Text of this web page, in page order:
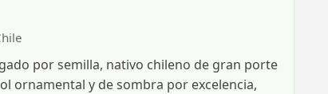
por semilla, nativo chileno de gran porte
ornamental y de sombra por excelencia,